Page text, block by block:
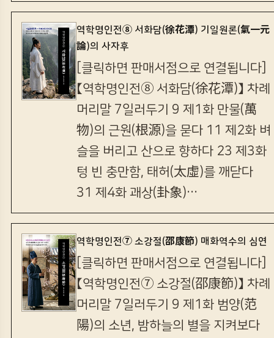
역학명인전⑧ 서화담(徐花潭) 기일원론(氣一元
論)의 사자후
[클릭하면 판매서점으로 연결됩니다]
【역학명인전⑧ 서화담(徐花潭)】 차례
머리말 7일러두기 9 제1화 만물(萬
物)의 근원(根源)을 묻다 11 제2화 벼
슬을 버리고 산으로 향하다 23 제3화
텅 빈 충만함, 태허(太虛)를 깨닫다
31 제4화 괘상(卦象)…
역학명인전⑦ 소강절(邵康節) 매화역수의 심연
[클릭하면 판매서점으로 연결됩니다]
【역학명인전⑦ 소강절(邵康節)】 차례
머리말 7일러두기 9 제1화 범양(范
陽)의 소년, 밤하늘의 별을 지켜보다